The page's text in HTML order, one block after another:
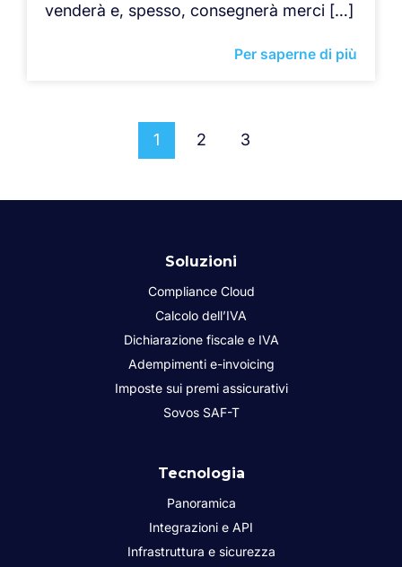
venderà e, spesso, consegnerà merci […]
Per saperne di più
1 2 3
Soluzioni
Compliance Cloud
Calcolo dell’IVA
Dichiarazione fiscale e IVA
Adempimenti e-invoicing
Imposte sui premi assicurativi
Sovos SAF-T
Tecnologia
Panoramica
Integrazioni e API
Infrastruttura e sicurezza